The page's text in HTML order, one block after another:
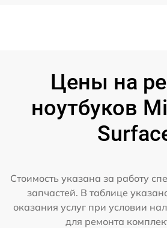
Цены на
ноутбуков
Стоимость указана за работу
запчастей. В таблице
оказания услуг при условии
для ремонта